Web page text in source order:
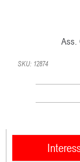
Ass.
SKU: 12874